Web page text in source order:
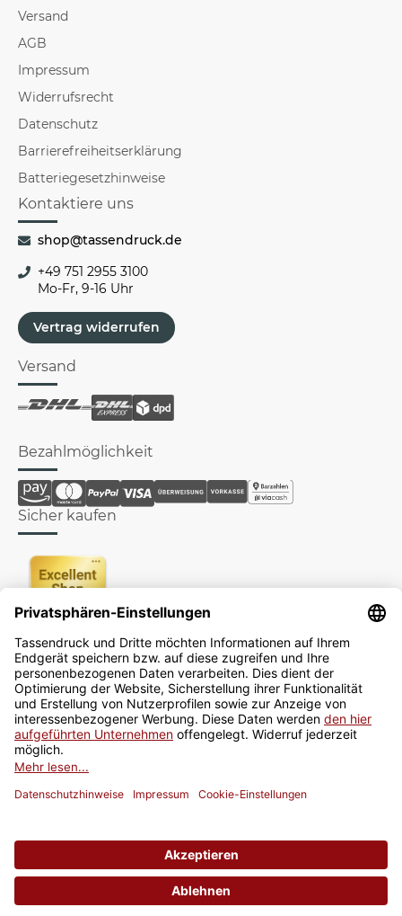
Versand
AGB
Impressum
Widerrufsrecht
Datenschutz
Barrierefreiheitserklärung
Batteriegesetzhinweise
Kontaktiere uns
shop@tassendruck.de
+49 751 2955 3100
Mo-Fr, 9-16 Uhr
Vertrag widerrufen
Versand
Bezahlmöglichkeit
Sicher kaufen
Newsletter